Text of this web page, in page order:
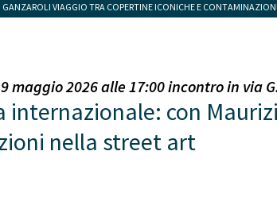
VIAGGIO TRA COPERTINE ICONICHE E
maggio 2026 alle 17:00 incontro in via
internazionale: con
nella street art